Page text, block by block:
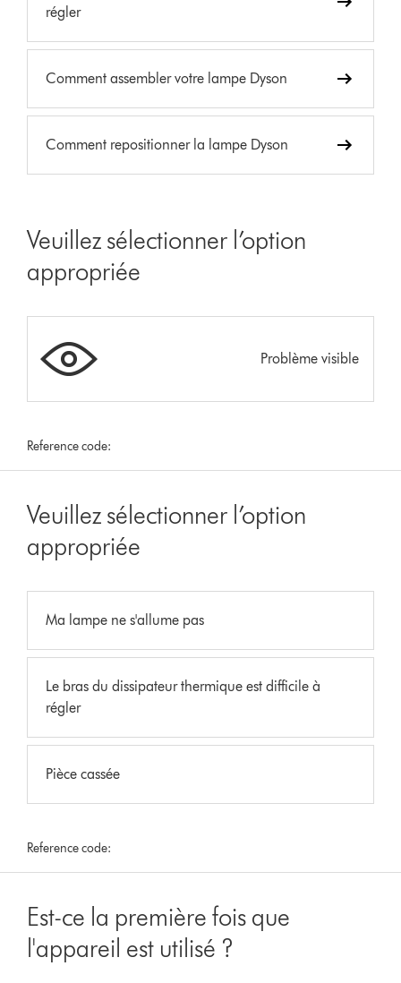
régler
Comment assembler votre lampe Dyson
Comment repositionner la lampe Dyson
Veuillez sélectionner l’option
appropriée
Problème visible
Reference code:
Veuillez sélectionner l’option
appropriée
Ma lampe ne s'allume pas
Le bras du dissipateur thermique est difficile à
régler
Pièce cassée
Reference code:
Est-ce la première fois que
l'appareil est utilisé ?